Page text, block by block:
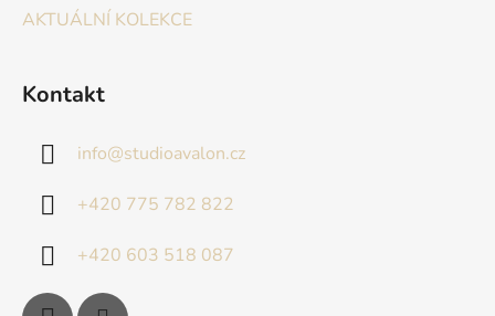
AKTUÁLNÍ KOLEKCE
Kontakt
info@studioavalon.cz
+420 775 782 822
+420 603 518 087